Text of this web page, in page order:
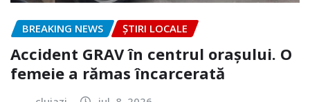
BREAKING NEWS ȘTIRI LOCALE
Accident GRAV în centrul orașului. O
femeie a rămas încarcerată